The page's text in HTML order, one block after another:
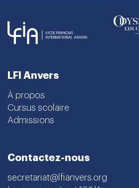
LFI Anvers
À propos
Cursus scolaire
Admissions
Contactez-nous
secretariat@lfianvers.org